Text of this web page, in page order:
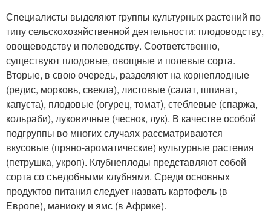
Специалисты выделяют группы культурных растений по
типу сельскохозяйственной деятельности: плодоводству,
овощеводству и полеводству. Соответственно,
существуют плодовые, овощные и полевые сорта.
Вторые, в свою очередь, разделяют на корнеплодные
(редис, морковь, свекла), листовые (салат, шпинат,
капуста), плодовые (огурец, томат), стеблевые (спаржа,
кольраби), луковичные (чеснок, лук). В качестве особой
подгруппы во многих случаях рассматриваются
вкусовые (пряно-ароматические) культурные растения
(петрушка, укроп). Клубнеплоды представляют собой
сорта со съедобными клубнями. Среди основных
продуктов питания следует назвать картофель (в
Европе), маниоку и ямс (в Африке).